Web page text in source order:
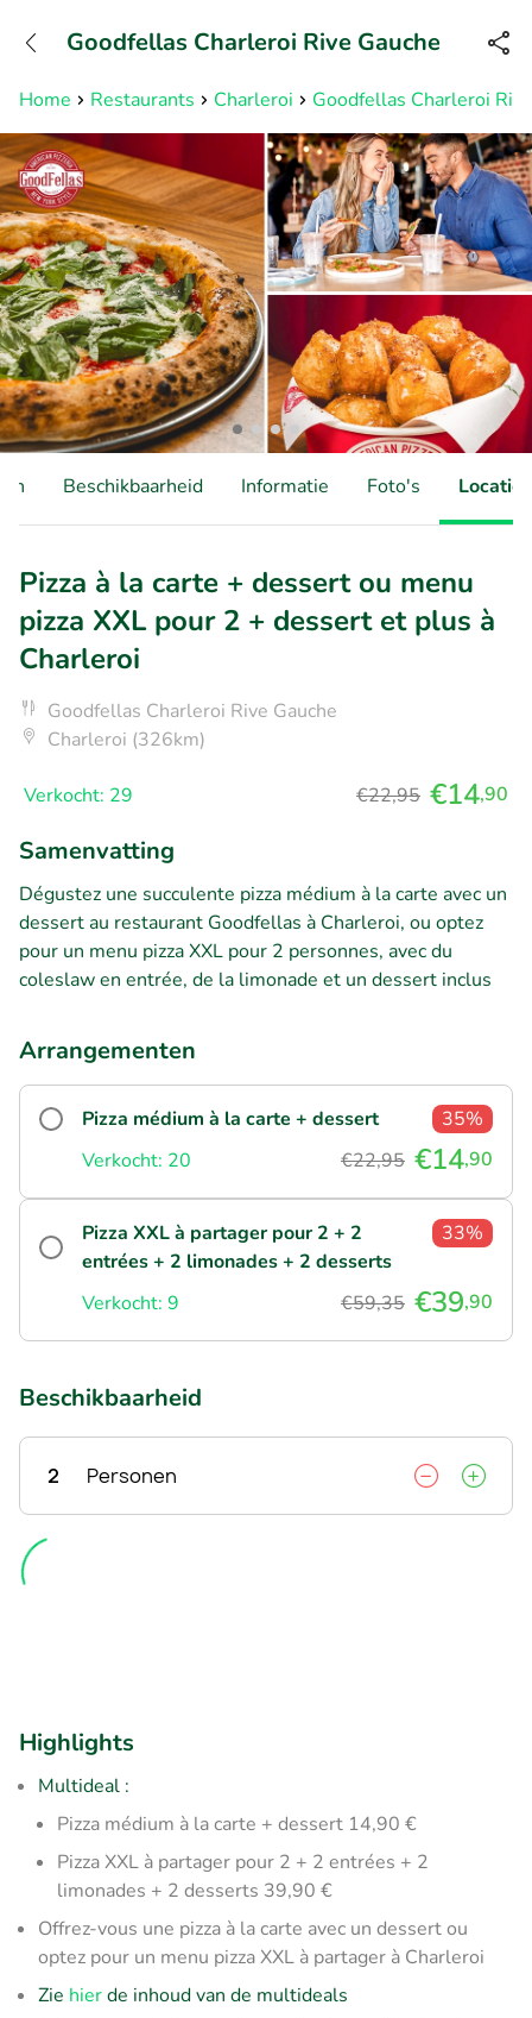
Bereikbaar tot 23:00 uur
Home Restaurants Charleroi Goodfellas Charleroi
Goodfellas Charleroi Rive Gauche
Beschikbaarheid Informatie Foto's Locatie
Pizza à la carte + dessert ou menu
pizza XXL pour 2 + dessert et plus à
Charleroi
Goodfellas Charleroi Rive Gauche
Charleroi (326km)
Verkocht: 29 €22,95 €14,90
Samenvatting
Dégustez une succulente pizza médium à la carte avec un
dessert au restaurant Goodfellas à Charleroi, ou optez
pour un menu pizza XXL pour 2 personnes, avec du
coleslaw en entrée, de la limonade et un dessert inclus
Arrangementen
Pizza médium à la carte + dessert
35%
Verkocht: 20
€22,95 €14,90
Pizza XXL à partager pour 2 + 2
entrées + 2 limonades + 2 desserts
33%
Verkocht: 9 €59,35 €39,90
Beschikbaarheid
2 Personen
Highlights
Multideal :
Pizza médium à la carte + dessert 14,90 €
Pizza XXL à partager pour 2 + 2 entrées + 2
limonades + 2 desserts 39,90 €
Offrez-vous une pizza à la carte avec un dessert ou
optez pour un menu pizza XXL à partager à Charleroi
Zie hierde inhoud van de multideals